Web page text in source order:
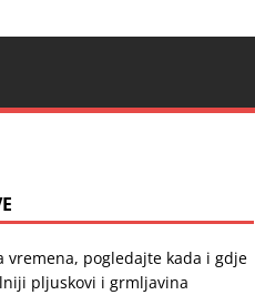
vremena, pogledajte kada i gdje
pljuskovi i grmljavina